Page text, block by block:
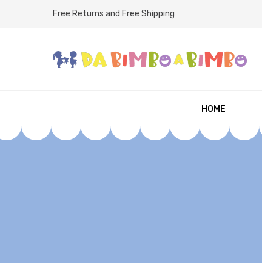
Free Returns and Free Shipping
HOME